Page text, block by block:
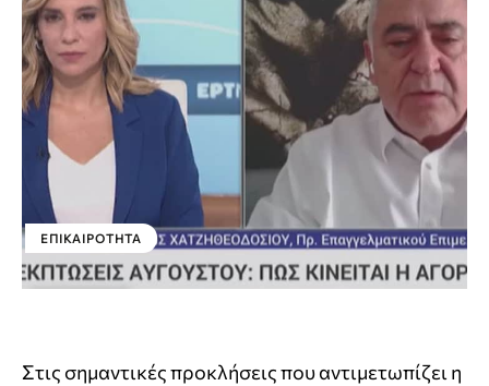
ΕΠΙΚΑΙΡΌΤΗΤΑ
Στις σημαντικές προκλήσεις που αντιμετωπίζει η